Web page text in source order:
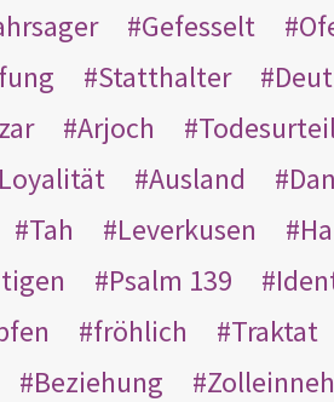
Gefesselt
Statthalter
Arjoch
Loyalität Ausland
Tah Leverkusen
Psalm 139
fröhlich Traktat
Beziehung